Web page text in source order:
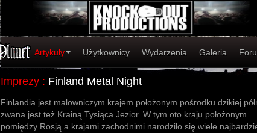
Artykuły Użytkownicy Wydarzenia Galeria
Imprezy : Finland Metal Night
Finlandia jest malowniczym krajem położonym pośrodku dzikiej
zwana jest też Krainą Tysiąca Jezior. W tym oto kraju położonym
pomiędzy Rosją a krajami zachodnimi narodziło się wiele